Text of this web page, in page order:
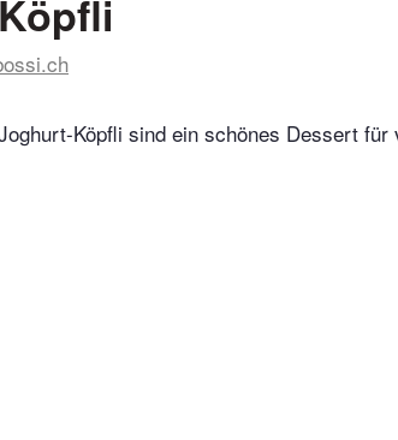
Köpfli sind ein schönes Dessert für